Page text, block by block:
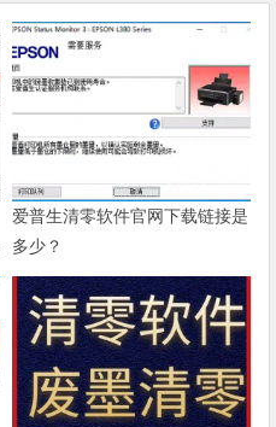
爱普生清零软件官网下载链接是
多少？